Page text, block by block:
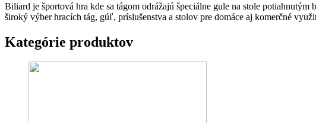
Biliard je športová hra kde sa tágom odrážajú špeciálne gule na stole
široký výber hracích tág, gúľ, príslušenstva a stolov pre domáce aj komerčné
Kategórie produktov